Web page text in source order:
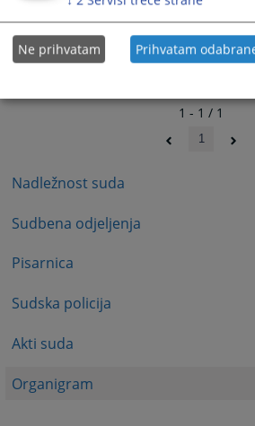
Nadležnost suda
Sudbena odjeljenja
Pisarnica
Sudska policija
Akti suda
Organigram
1 - 1 / 1
1
Ne prihvatam Prihvatam